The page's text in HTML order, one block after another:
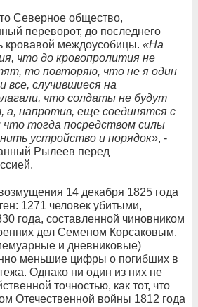
Северное общество,
переворот, до последнего
кровавой междоусобицы. «На
что до кровопролития не
то повторяю, что не я один
все, случившиеся на
что солдаты не будут
а, напротив, еще соединятся с
тогда посредством силы
устройство и порядок», -
Рылеев перед
14 декабря 1825 года
1271 человек убитыми,
года, составленной чиновником
дел Семеном Корсаковым.
и дневниковые)
меньшие цифры о погибших в
Однако ни один из них не
точностью, как тот, что
Отечественной войны 1812 года